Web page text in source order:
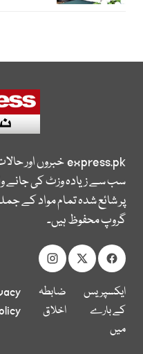
express.pkخبروں اور
سب سے زیادہ وزٹ کی جانے
پر شائع شدہ تمام مواد کے
گروپ محفوظ ہیں۔
ایکسپریس
کے بارے
میں
ضابطہ
اخلاق